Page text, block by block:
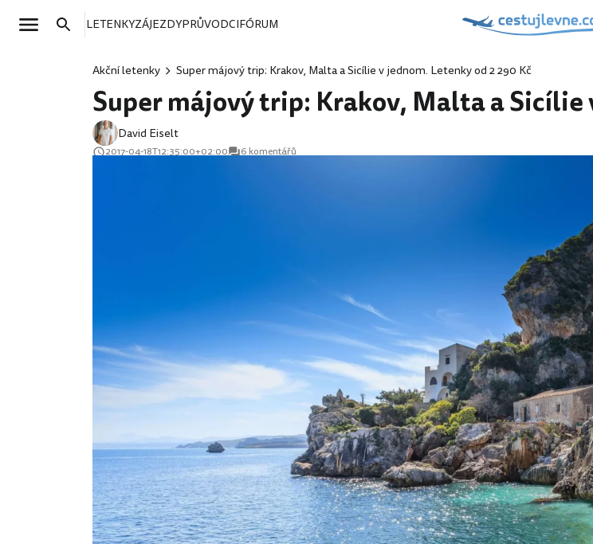
LETENKYZÁJEZDYPRŮVODCIFÓRUM
Akční letenky Super májový trip: Krakov, Malta a Sicílie v jednom. Letenky od 2 290 Kč
Super májový trip: Krakov, Malta a Sicílie
David Eiselt
2017-04-18T12:35:00+02:00 6 komentářů